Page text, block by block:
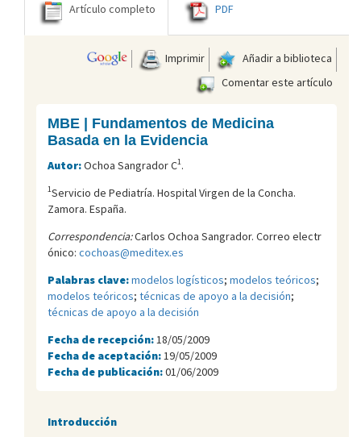
Artículo completo PDF
Imprimir
Añadir a biblioteca
Comentar este artículo
MBE | Fundamentos de Medicina
Basada en la Evidencia
Autor:Ochoa Sangrador C1.
1Servicio de Pediatría. Hospital Virgen de la Concha.
Zamora. España.
Correspondencia:Carlos Ochoa Sangrador. Correo electr
ónico: cochoas@meditex.es
Palabras clave:modelos logísticos; modelos teóricos;
modelos teóricos; técnicas de apoyo a la decisión;
técnicas de apoyo a la decisión
Fecha de recepción: 18/05/2009
Fecha de aceptación: 19/05/2009
Fecha de publicación:01/06/2009
Introducción